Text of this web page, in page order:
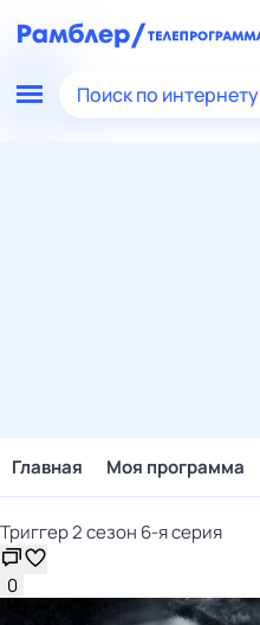
Поиск по интернету
Главная Моя программа
Триггер 2 сезон 6-я серия
0